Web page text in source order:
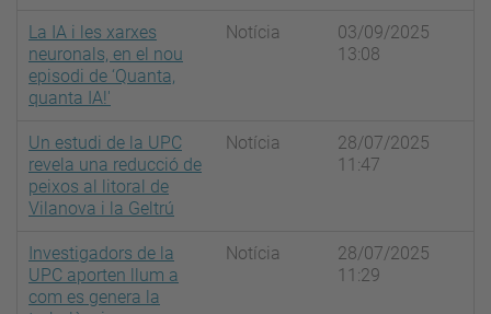
La IA i les xarxes
neuronals, en el nou
episodi de ‘Quanta,
quanta IA!'
Notícia
03/09/2025
13:08
Un estudi de la UPC
revela una reducció de
peixos al litoral de
Vilanova i la Geltrú
Notícia
28/07/2025
11:47
Investigadors de la
UPC aporten llum a
com es genera la
Notícia
28/07/2025
11:29